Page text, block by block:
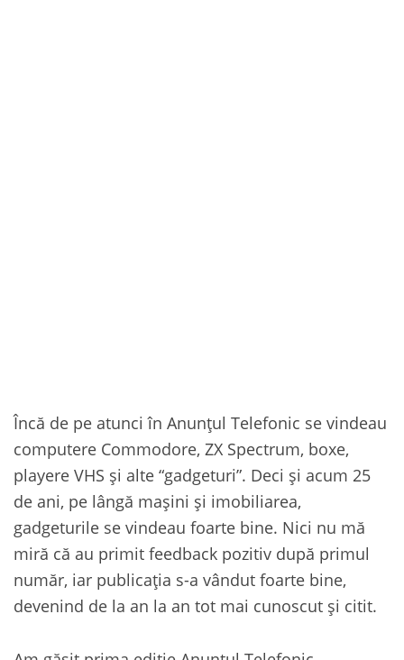
Încă de pe atunci în Anunțul Telefonic se vindeau
computere Commodore, ZX Spectrum, boxe,
playere VHS și alte “gadgeturi”. Deci și acum 25
de ani, pe lângă mașini și imobiliarea,
gadgeturile se vindeau foarte bine. Nici nu mă
miră că au primit feedback pozitiv după primul
număr, iar publicația s-a vândut foarte bine,
devenind de la an la an tot mai cunoscut și citit.